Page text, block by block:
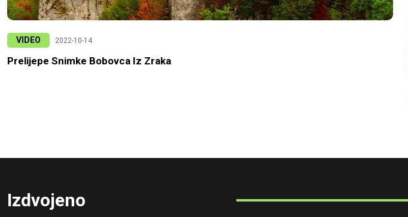
VIDEO 2022-10-14
Prelijepe Snimke Bobovca Iz Zraka
Izdvojeno